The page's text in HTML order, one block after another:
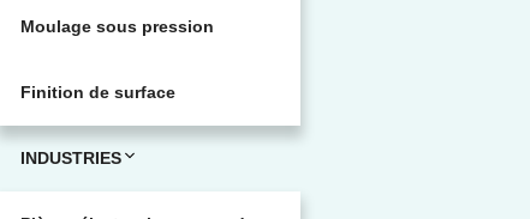
Moulage sous pression
Finition de surface
INDUSTRIES